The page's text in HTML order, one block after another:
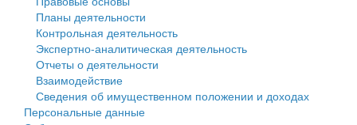
Городское поселение
Сельские поселения
Планы деятельности
Контрольная деятельность
Экспертно-аналитическая деятельность
Отчеты о деятельности
Взаимодействие
Сведения об имущественном положении и доходах
Персональные данные